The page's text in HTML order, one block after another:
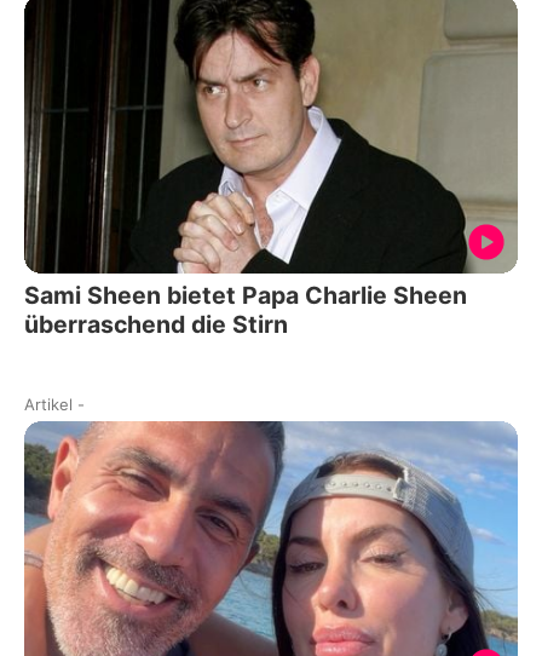
Sami Sheen bietet Papa Charlie Sheen
überraschend die Stirn
Artikel -